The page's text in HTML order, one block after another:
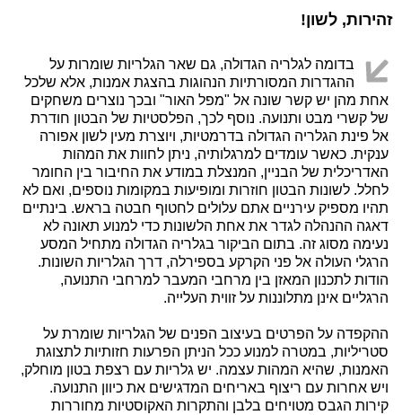
זהירות, לשון!
בדומה לגלריה הגדולה, גם שאר הגלריות שומרות על
ההגדרות המסורתיות הנהוגות בהצגת אמנות, אלא שלכל
אחת מהן יש קשר שונה אל "מפל האור" ובכך נוצרים משחקים
של קשרי מבט ותנועה. נוסף לכך, הפלסטיות של הבטון חודרת
אל פינת הגלריה הגדולה בדרמטיות, ויוצרת מעין לשון אפורה
ענקית. כאשר עומדים למרגלותיה, ניתן לחוות את המהות
האדריכלית של הבניין, המנצלת במודע את החיבור בין החומר
לחלל. לשונות הבטון חוזרות ומופיעות במקומות נוספים, ואם לא
תהיו מספיק עירניים אתם עלולים לחטוף חבטה בראש. בינתיים
דאגה ההנהלה לגדר את אחת הלשונות כדי למנוע תאונה לא
נעימה מסוג זה. בתום הביקור בגלריה הגדולה מתחיל המסע
הרגלי העולה אל פני הקרקע בספירלה, דרך הגלריות השונות.
הודות לתכנון המאזן בין מרחבי המעבר למרחבי התנועה,
הרגליים אינן מתלוננות על זווית העלייה.
ההקפדה על הפרטים בעיצוב הפנים של הגלריות שומרת על
סטריליות, במטרה למנוע ככל הניתן הפרעות חזותיות לתצוגת
האמנות, שהיא המהות עצמה. יש גלריות עם רצפת בטון מוחלק,
ויש אחרות עם ריצוף באריחים המדגישים את כיוון התנועה.
קירות הגבס מטויחים בלבן והתקרות האקוסטיות מחוררות